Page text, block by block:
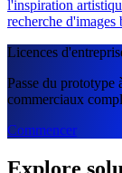
l'inspiration
recherche d'images
Licences
Passe du
commerciaux
Commencer
Explore